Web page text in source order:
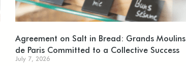
Agreement on Salt in Bread: Grands Moulins
de Paris Committed to a Collective Success
July 7, 2026